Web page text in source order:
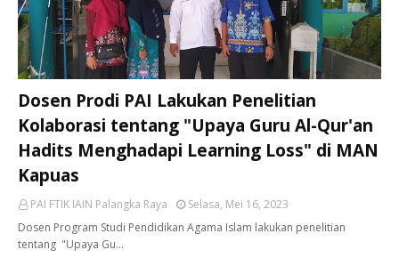
Dosen Prodi PAI Lakukan Penelitian
Kolaborasi tentang "Upaya Guru Al-Qur'an
Hadits Menghadapi Learning Loss" di MAN
Kapuas
PAI FTIK IAIN Palangka Raya
Selasa, Mei 16, 2023
Dosen Program Studi Pendidikan Agama Islam lakukan penelitian
tentang "Upaya Gu…